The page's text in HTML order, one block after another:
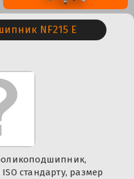
NF215 E
стандарту, размер